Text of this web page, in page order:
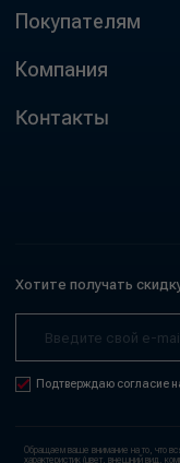
Покупателям
Компания
Контакты
Хотите получать
Подтверждаю согласие
Обращаем ваше внимание на то, что
характеристик (цвет, внешний вид,